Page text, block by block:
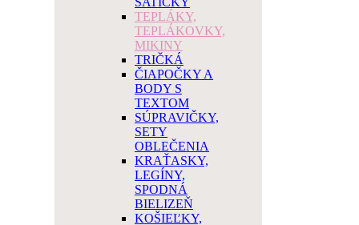
TEPLÁKY,
TEPLÁKOVKY,
MIKINY
TRIČKÁ
ČIAPOČKY A
BODY S
TEXTOM
SÚPRAVIČKY,
SETY
OBLEČENIA
KRAŤASKY,
LEGÍNY,
SPODNÁ
BIELIZEŇ
KOŠIEĽKY,